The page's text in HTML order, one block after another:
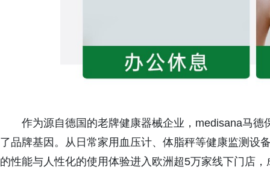
作为源自德国的老牌健康器械企业，medisana马
了品牌基因。从日常家用血压计、体脂秤等健康监测设
的性能与人性化的使用体验进入欧洲超5万家线下门店